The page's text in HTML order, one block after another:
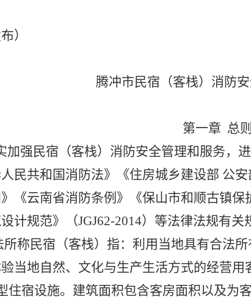
）
腾冲市民宿（客栈）消防
第一章 总则
加强民宿（客栈）消防安全管理和服务，
人民共和国消防法》《住房城乡建设部 公安
《云南省消防条例》
《保山市和顺古镇
计规范》 （JGJ62-2014） 等法律法规有关
所称民宿（客栈）指：利用当地具有合法
当地自然、文化与生产生活方式的经营
住宿设施。建筑面积包含客房面积以及为